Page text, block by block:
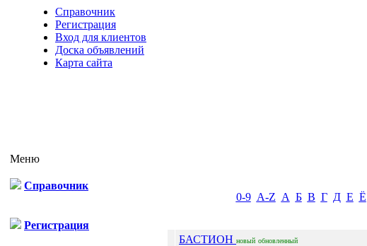
Справочник
Регистрация
Вход для клиентов
Доска объявлений
Карта сайта
Меню
Справочник
Регистрация
0-9 A-Z А Б В Г Д Е Ё
БАСТИОН новый обновленный